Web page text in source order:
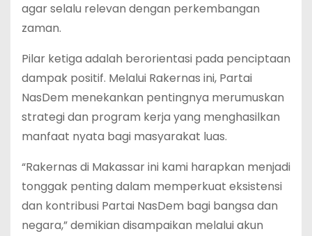
agar selalu relevan dengan perkembangan
zaman.
Pilar ketiga adalah berorientasi pada penciptaan
dampak positif. Melalui Rakernas ini, Partai
NasDem menekankan pentingnya merumuskan
strategi dan program kerja yang menghasilkan
manfaat nyata bagi masyarakat luas.
“Rakernas di Makassar ini kami harapkan menjadi
tonggak penting dalam memperkuat eksistensi
dan kontribusi Partai NasDem bagi bangsa dan
negara,” demikian disampaikan melalui akun